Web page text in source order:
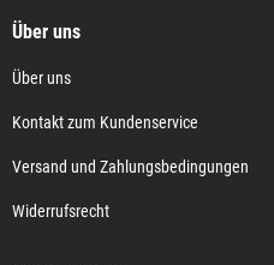
Über uns
Über uns
Kontakt zum Kundenservice
Versand und Zahlungsbedingungen
Widerrufsrecht